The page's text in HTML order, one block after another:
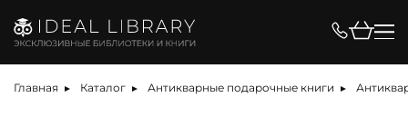
Главная Каталог Антикварные подарочные книги